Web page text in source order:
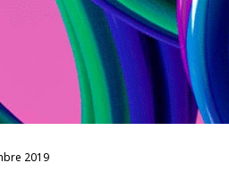
2019